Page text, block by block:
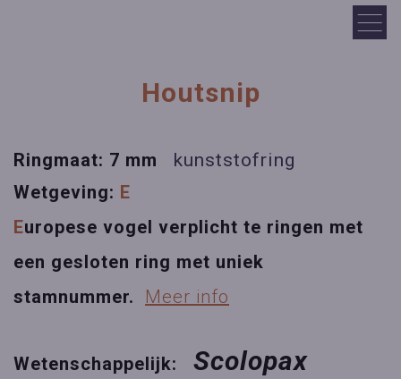
Houtsnip
Ringmaat: 7 mm kunststofring
Wetgeving: E
Europese vogel verplicht te ringen met
een gesloten ring met uniek
stamnummer.
Meer info
Wetenschappelijk:
Scolopax